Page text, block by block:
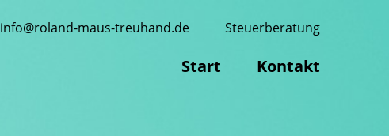
info@roland-maus-treuhand.de Steuerberatung
Start Kontakt